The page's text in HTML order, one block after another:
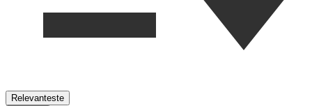
Relevanteste